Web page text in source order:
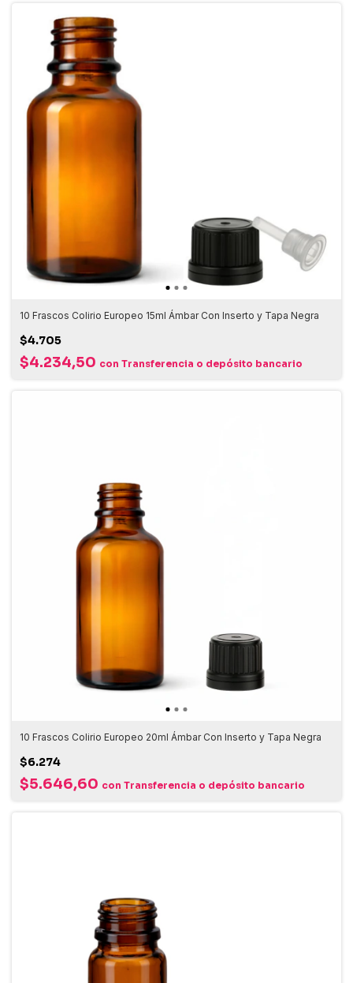
10 Frascos Colirio Europeo 15ml Ámbar Con Inserto y Tapa Negra
$4.705
$4.234,50 con Transferencia o depósito bancario
10 Frascos Colirio Europeo 20ml Ámbar Con Inserto y Tapa Negra
$6.274
$5.646,60 con Transferencia o depósito bancario